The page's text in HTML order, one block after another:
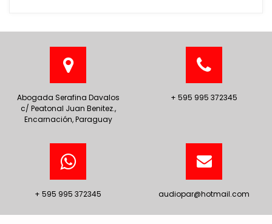
Abogada Serafina Davalos
c/ Peatonal Juan Benitez.,
Encarnación, Paraguay
+ 595 995 372345
+ 595 995 372345 audiopar@hotmail.com